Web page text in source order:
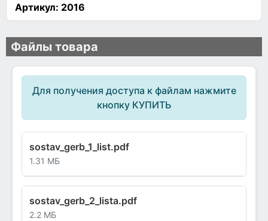
Артикул: 2016
Файлы товара
Для получения доступа к файлам нажмите
кнопку КУПИТЬ
sostav_gerb_1_list.pdf
1.31 МБ
sostav_gerb_2_lista.pdf
2.2 МБ